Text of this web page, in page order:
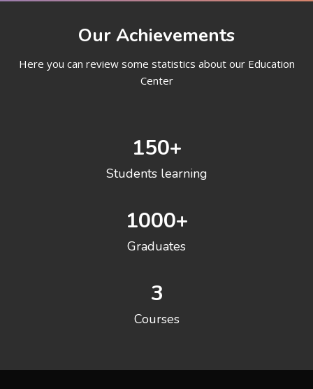
Our Achievements
Here you can review some statistics about our Education
Center
150+
Students learning
1000+
Graduates
3
Courses